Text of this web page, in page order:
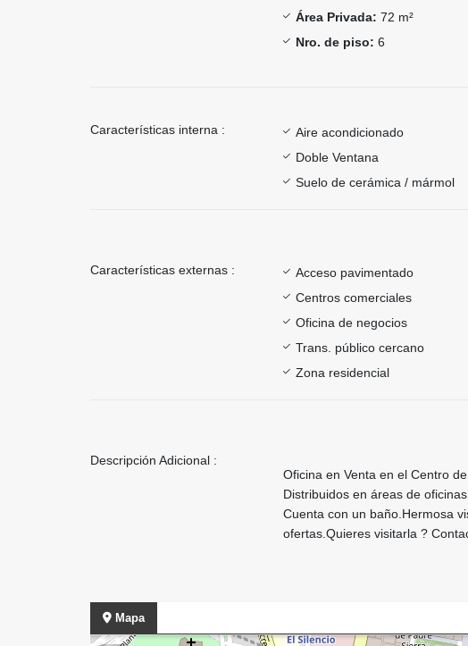
Área Privada: 72 m²
Nro. de piso: 6
Características interna : Aire acondicionado
Doble Ventana
Suelo de cerámica / mármol
Características externas : Acceso pavimentado
Centros comerciales
Oficina de negocios
Trans. público cercano
Zona residencial
Descripción Adicional :
Oficina en Venta en el Centro
Distribuidos en áreas de
Cuenta con un baño.Hermosa
ofertas.Quieres visitarla ?
Mapa